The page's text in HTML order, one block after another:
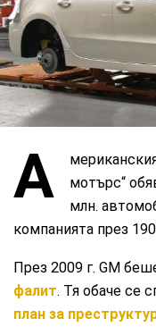
А
мотърс“
млн.
компанията през
През 2009 г. GM
фалит. Тя обаче се
план за